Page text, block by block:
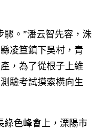
驟。”潘云智先容，洙
凌笪鎮下吳村，青
，為了從根子上維
驗考試摸索橫向生
色峰會上，溧陽市